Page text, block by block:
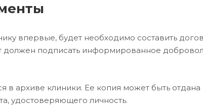
впервые, будет необходимо составить
должен подписать информированное
в архиве клиники. Ее копия может быть
удостоверяющего личность.